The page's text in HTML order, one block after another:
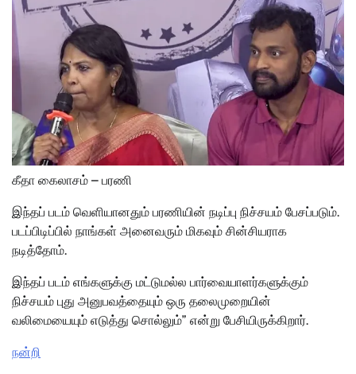
கீதா கைலாசம் – பரணி
இந்தப் படம் வெளியானதும் பரணியின் நடிப்பு நிச்சயம் பேசப்படும்.
படப்பிடிப்பில் நாங்கள் அனைவரும் மிகவும் சின்சியராக
நடித்தோம்.
இந்தப் படம் எங்களுக்கு மட்டுமல்ல பார்வையாளர்களுக்கும்
நிச்சயம் புது அனுபவத்தையும் ஒரு தலைமுறையின்
வலிமையையும் எடுத்து சொல்லும்” என்று பேசியிருக்கிறார்.
நன்றி